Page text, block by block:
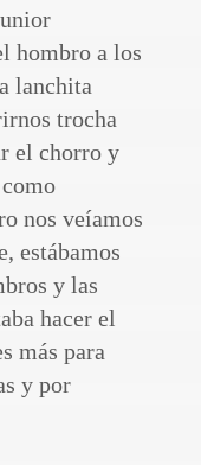
hombro a los
lanchita
trocha
el chorro y
nos veíamos
estábamos
y las
hacer el
más para
y por